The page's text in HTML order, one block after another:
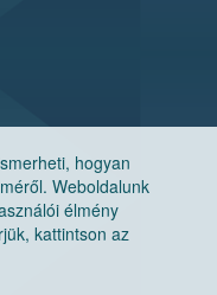
hogyan
Weboldalunk
élmény
kattintson az